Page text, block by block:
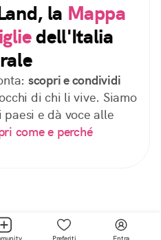
la Mappa
dell'Italia
scopri e condividi
di chi li vive. Siamo
paesi e dà voce alle
come e perché